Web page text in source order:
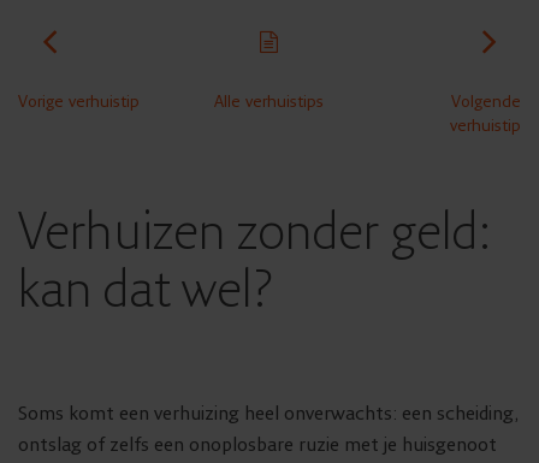
Vorige verhuistip Alle verhuistips
Volgende
verhuistip
Verhuizen zonder geld:
kan dat wel?
Soms komt een verhuizing heel onverwachts: een scheiding,
ontslag of zelfs een onoplosbare ruzie met je huisgenoot